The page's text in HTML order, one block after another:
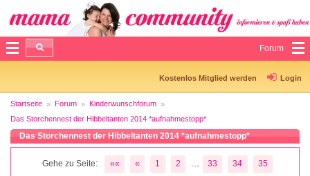
Forum
Kostenlos Mitglied werden Login
Startseite Forum
Kinderwunschforum
Das Storchennest der Hibbeltanten 2014 *aufnahmestopp*
Das Storchennest der Hibbeltanten 2014 *aufnahmestopp*
Gehe zu Seite: «« « 1 2 33 34 35